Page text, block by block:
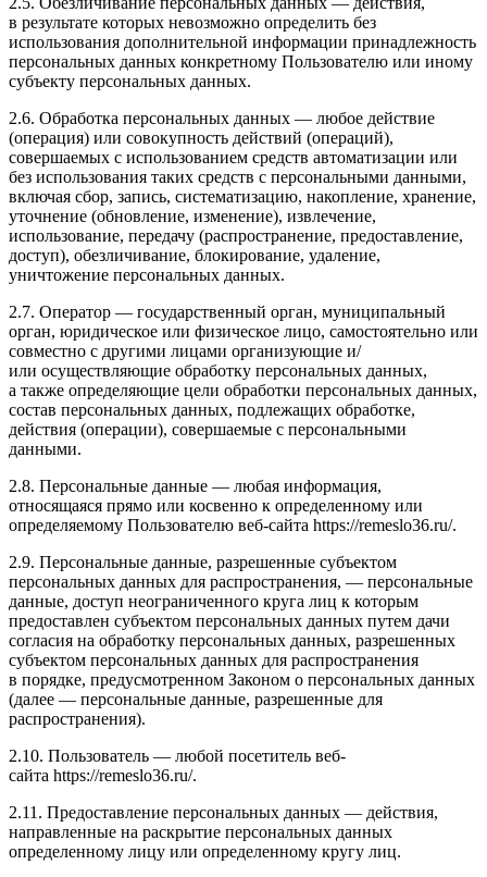
в результате которых невозможно определить без
использования дополнительной информации принадлежность
персональных данных конкретному Пользователю или иному
субъекту персональных данных.
2.6. Обработка персональных данных — любое действие
(операция) или совокупность действий (операций),
совершаемых с использованием средств автоматизации или
без использования таких средств с персональными данными,
включая сбор, запись, систематизацию, накопление, хранение,
уточнение (обновление, изменение), извлечение,
использование, передачу (распространение, предоставление,
доступ), обезличивание, блокирование, удаление,
уничтожение персональных данных.
2.7. Оператор — государственный орган, муниципальный
орган, юридическое или физическое лицо, самостоятельно или
совместно с другими лицами организующие и/
или осуществляющие обработку персональных данных,
а также определяющие цели обработки персональных данных,
состав персональных данных, подлежащих обработке,
действия (операции), совершаемые с персональными
данными.
2.8. Персональные данные — любая информация,
относящаяся прямо или косвенно к определенному или
определяемому Пользователю веб-сайта https://remeslo36.ru/.
2.9. Персональные данные, разрешенные субъектом
персональных данных для распространения, — персональные
данные, доступ неограниченного круга лиц к которым
предоставлен субъектом персональных данных путем дачи
согласия на обработку персональных данных, разрешенных
субъектом персональных данных для распространения
в порядке, предусмотренном Законом о персональных данных
(далее — персональные данные, разрешенные для
распространения).
2.10. Пользователь — любой посетитель веб-
сайта https://remeslo36.ru/.
2.11. Предоставление персональных данных — действия,
направленные на раскрытие персональных данных
определенному лицу или определенному кругу лиц.